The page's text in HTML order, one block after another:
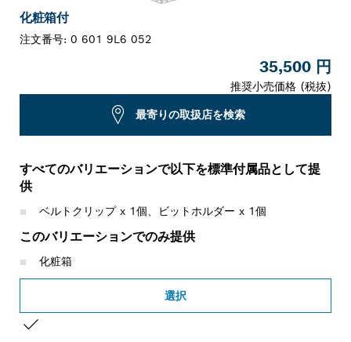
化粧箱付
注文番号: 0 601 9L6 052
35,500 円
推奨小売価格 (税抜)
最寄りの取扱店を検索
すべてのバリエーションで以下を標準付属品として提
供
ベルトクリップ x 1個、ビットホルダー x 1個
このバリエーションでのみ提供
化粧箱
選択